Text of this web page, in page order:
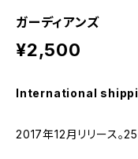
ガーディアンズ
¥2,500
International
2017年12月リリース。